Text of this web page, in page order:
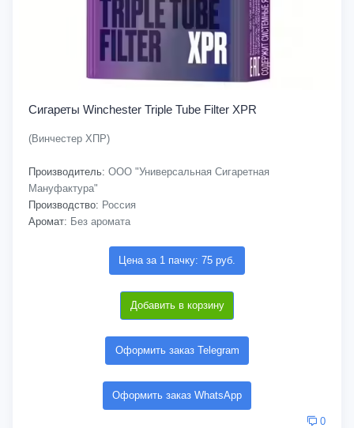
Сигареты Winchester Triple Tube Filter XPR
(Винчестер ХПР)
Производитель: ООО "Универсальная Сигаретная
Мануфактура"
Производство: Россия
Аромат: Без аромата
Цена за 1 пачку: 75 руб.
Добавить в корзину
Оформить заказ Telegram
Оформить заказ WhatsApp
0